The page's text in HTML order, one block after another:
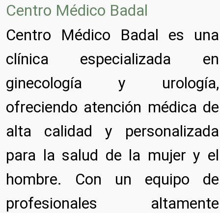
Centro Médico Badal
Centro Médico Badal es una
clínica especializada en
ginecología y urología,
ofreciendo atención médica de
alta calidad y personalizada
para la salud de la mujer y el
hombre. Con un equipo de
profesionales altamente